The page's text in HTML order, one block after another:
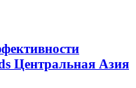
Центральная Азия